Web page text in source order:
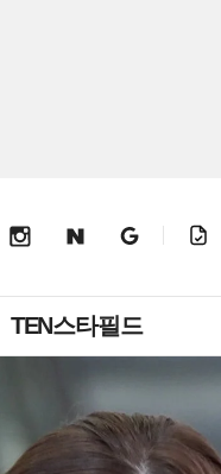
TEN스타필드